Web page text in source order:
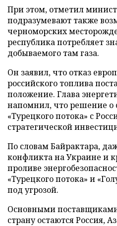
При этом, отметил
подразумевают также
черноморских
республика потребляет
добываемого там газа.
Он заявил, что отказ
российского топлива
положение. Глава
напомнил, что решение о
«Турецкого потока» с
стратегической
По словам Байрактара,
конфликта на Украине и
проливе
«Турецкого потока» и
под угрозой.
Основными
страну остаются Россия,